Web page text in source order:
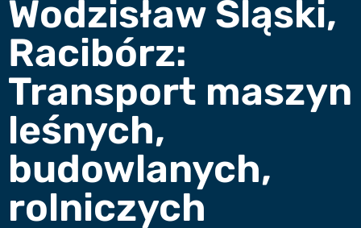
Wodzisław Śląski,
Racibórz:
Transport maszyn
leśnych,
budowlanych,
rolniczych